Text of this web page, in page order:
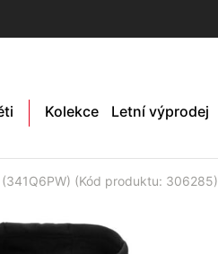
Kolekce Letní výprodej
(341Q6PW) (Kód produktu: 306285)